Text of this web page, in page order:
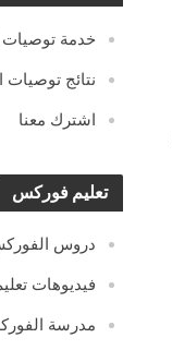
خدمة
نتائج
اشترك معنا
تعليم فوركس
دروس
فيديوهات
مدرسة